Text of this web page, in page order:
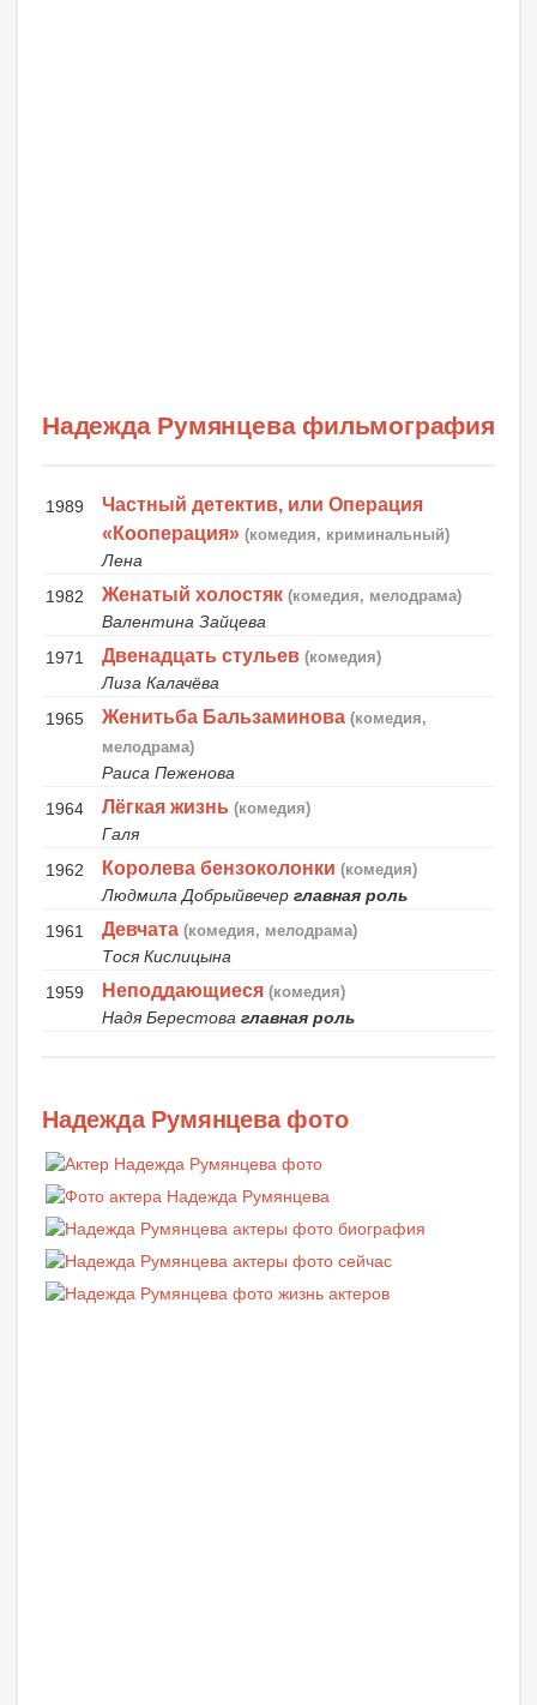
Надежда Румянцева фильмография
1989
Частный детектив, или Операция
«Кооперация» (комедия, криминальный)
Лена
1982
Женатый холостяк (комедия, мелодрама)
Валентина Зайцева
1971
Двенадцать стульев (комедия)
Лиза Калачёва
1965
Женитьба Бальзаминова (комедия,
мелодрама)
Раиса Пеженова
1964
Лёгкая жизнь (комедия)
Галя
1962
Королева бензоколонки (комедия)
Людмила Добрыйвечер главная роль
1961
Девчата (комедия, мелодрама)
Тося Кислицына
1959
Неподдающиеся (комедия)
Надя Берестова главная роль
Надежда Румянцева фото